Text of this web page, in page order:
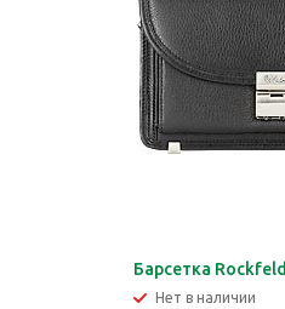
Барсетка Rockfeld
Нет в наличии